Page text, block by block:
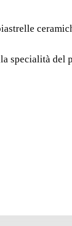
per il
specialità del